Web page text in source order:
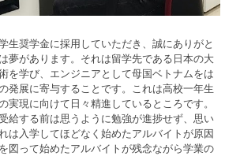
生奨学金に採用していただき、誠にありがと
夢があります。それは留学先である日本の大
を学び、エンジニアとして母国ベトナムをは
発展に寄与することです。これは高校一年生
実現に向けて日々精進しているところです。
給する前は思うように勉強が進捗せず、思い
は入学してほどなく始めたアルバイトが原因
図って始めたアルバイトが残念ながら学業の